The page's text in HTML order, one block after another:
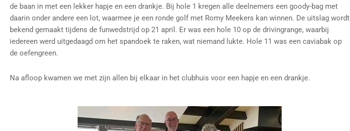
de baan in met een lekker hapje en een drankje. Bij hole 1 kregen alle deelnemers een goody-bag met
daarin onder andere een lot, waarmee je een ronde golf met Romy Meekers kan winnen. De uitslag wordt
bekend gemaakt tijdens de funwedstrijd op 21 april. Er was een hole 10 op de drivingrange, waarbij
iedereen werd uitgedaagd om het spandoek te raken, wat niemand lukte. Hole 11 was een caviabak op
de oefengreen.
Na afloop kwamen we met zijn allen bij elkaar in het clubhuis voor een hapje en een drankje.